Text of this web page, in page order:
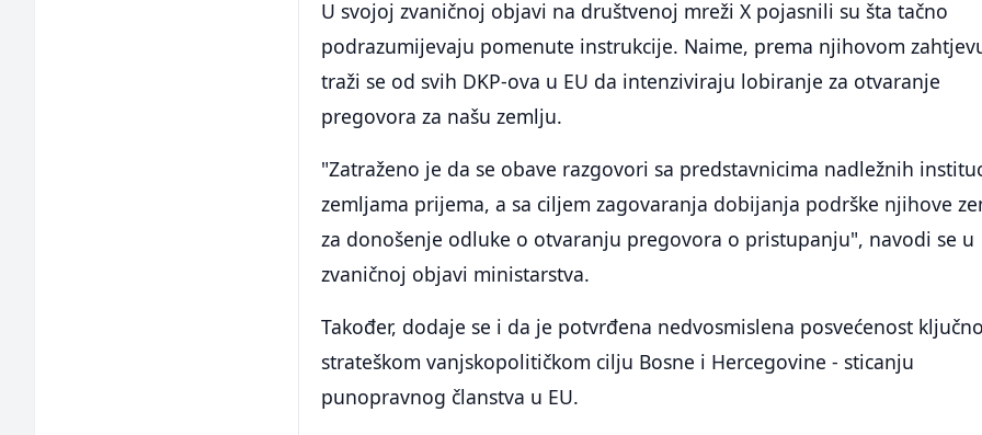
U svojoj zvaničnoj objavi na društvenoj mreži X pojasnili su šta tačno
podrazumijevaju pomenute instrukcije. Naime, prema njihovom
traži se od svih DKP-ova u EU da intenziviraju lobiranje za otvaranje
pregovora za našu zemlju.
"Zatraženo je da se obave razgovori sa predstavnicima nadležnih
zemljama prijema, a sa ciljem zagovaranja dobijanja podrške njihove
za donošenje odluke o otvaranju pregovora o pristupanju", navodi se u
zvaničnoj objavi ministarstva.
Također, dodaje se i da je potvrđena nedvosmislena posvećenost
strateškom vanjskopolitičkom cilju Bosne i Hercegovine - sticanju
punopravnog članstva u EU.